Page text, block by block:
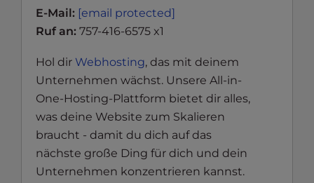
E-Mail: [email protected]
Ruf an: 757-416-6575 x1
Hol dir Webhosting, das mit deinem
Unternehmen wächst. Unsere All-in-
One-Hosting-Plattform bietet dir alles,
was deine Website zum Skalieren
braucht - damit du dich auf das
nächste große Ding für dich und dein
Unternehmen konzentrieren kannst.